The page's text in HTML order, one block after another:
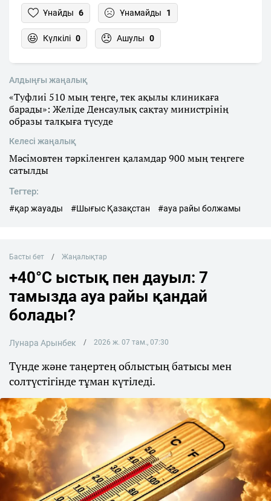
Ұнайды 6 Ұнамайды 1
Күлкілі 0 Ашулы 0
Алдыңғы жаңалық
«Туфлиі 510 мың теңге, тек ақылы клиникаға
барады»: Желіде Денсаулық сақтау министрінің
образы талқыға түсуде
Келесі жаңалық
Мәсімовтен тәркіленген қаламдар 900 мың теңгеге
сатылды
Тегтер:
#қар жауады #Шығыс Қазақстан #ауа райы болжамы
Басты бет Жаңалықтар
+40°C ыстық пен дауыл: 7
тамызда ауа райы қандай
болады?
Лунара Арынбек 2026 ж. 07 там., 07:30
Түнде және таңертең облыстың батысы мен
солтүстігінде тұман күтіледі.